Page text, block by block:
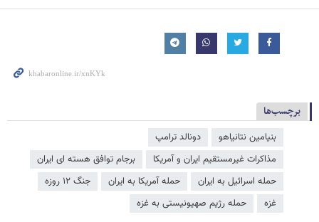
برچسب‌ها
بنیامین نتانیاهو
دونالد ترامپ
مذاكرات غيرمستقيم ايران و آمریکا
برجام توافق هسته ای ایران
حمله اسرائیل به ایران
حمله آمریکا به ایران
جنگ ۱۲ روزه
غزه
حمله رژیم صهیونیستی به غزه